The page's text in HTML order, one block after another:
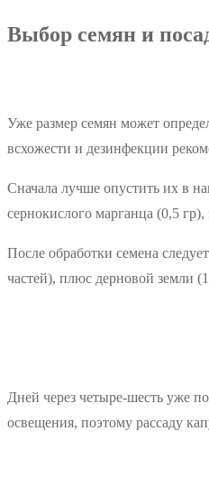
Выбор семян и
Уже размер семян может
всхожести и дезинфекции
Сначала лучше опустить их в
сернокислого марганца (0,5
После обработки семена
частей), плюс дерновой земли
Дней через четыре-шесть уже
освещения, поэтому рассаду